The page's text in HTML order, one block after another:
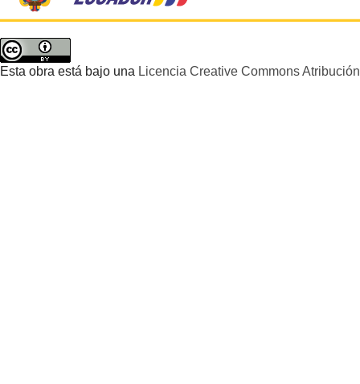
Esta obra está bajo una Licencia Creative Commons